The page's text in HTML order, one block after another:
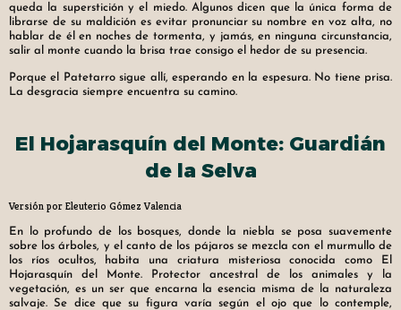
queda la superstición y el miedo. Algunos dicen que la única forma de
librarse de su maldición es evitar pronunciar su nombre en voz alta, no
hablar de él en noches de tormenta, y jamás, en ninguna circunstancia,
salir al monte cuando la brisa trae consigo el hedor de su presencia.
Porque el Patetarro sigue allí, esperando en la espesura. No tiene prisa.
La desgracia siempre encuentra su camino.
El Hojarasquín del Monte: Guardián
de la Selva
Versión por Eleuterio Gómez Valencia
En lo profundo de los bosques, donde la niebla se posa suavemente
sobre los árboles, y el canto de los pájaros se mezcla con el murmullo de
los ríos ocultos, habita una criatura misteriosa conocida como El
Hojarasquín del Monte. Protector ancestral de los animales y la
vegetación, es un ser que encarna la esencia misma de la naturaleza
salvaje. Se dice que su figura varía según el ojo que lo contemple,